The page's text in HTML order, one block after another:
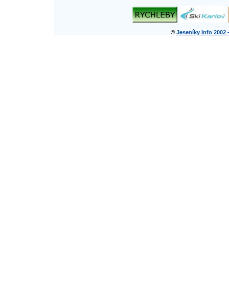
© Jeseníky Info 2002